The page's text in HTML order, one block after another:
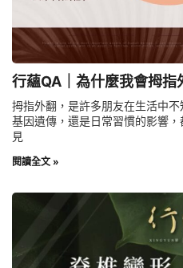
行蘊QA｜為什麼我會拇指
拇指外翻，是許多朋友在生活中
基因遺傳，還是日常習慣的影響
見
閱讀全文 »